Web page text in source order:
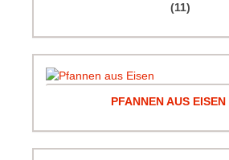
(11)
PFANNEN AUS EISEN